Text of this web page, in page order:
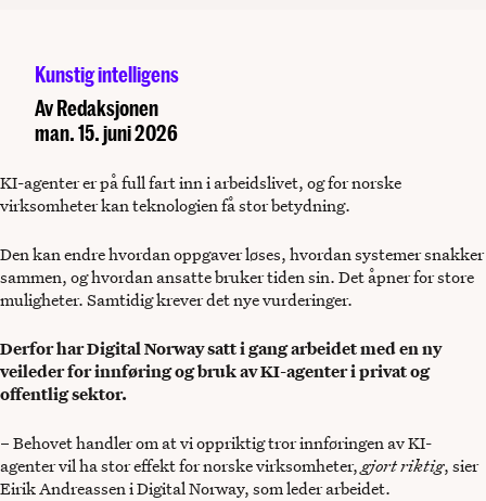
Kunstig intelligens
AvRedaksjonen
man. 15. juni 2026
KI-agenter er på full fart inn i arbeidslivet, og for norske
virksomheter kan teknologien få stor betydning.
Den kan endre hvordan oppgaver løses, hvordan systemer snakker
sammen, og hvordan ansatte bruker tiden sin. Det åpner for store
muligheter. Samtidig krever det nye vurderinger.
Derfor har Digital Norway satt i gang arbeidet med en ny
veileder for innføring og bruk av KI-agenter i privat og
offentlig sektor.
– Behovet handler om at vi oppriktig tror innføringen av KI-
agenter vil ha stor effekt for norske virksomheter,gjort riktig, sier
Eirik Andreassen i Digital Norway, som leder arbeidet.